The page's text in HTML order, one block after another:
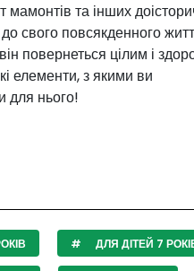
мамонтів та інших
свого повсякденного
повернеться цілим і
елементи, з якими ви
для нього!
ДЛЯ ДІТЕЙ 7